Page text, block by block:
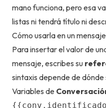
mano funciona, pero esa
listas ni tendrá título ni
Cómo usarla en un mensaje
Para insertar el valor de
mensaje, escribes su
sintaxis depende de dónde
Variables de